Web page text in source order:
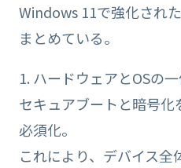
Windows 11で強化され
まとめている。
1. ハードウェアとOSの
セキュアブートと暗号
必須化。
これにより、デバイス